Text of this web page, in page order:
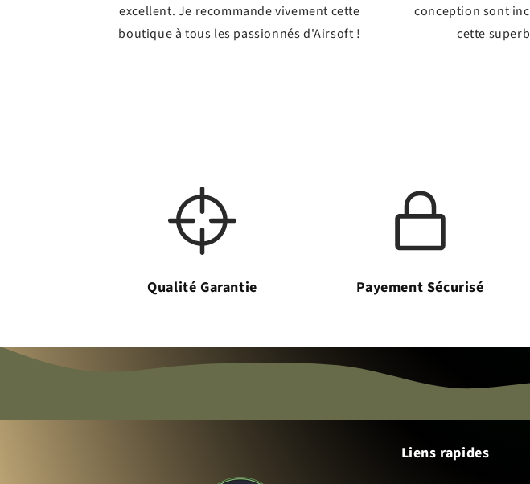
excellent. Je recommande vivement cette
boutique à tous les passionnés d'Airsoft !
conception sont
cette
Qualité Garantie Payement Sécurisé
Liens rapides